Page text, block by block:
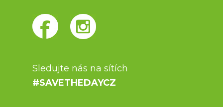
Sledujte nás na sítích
#SAVETHEDAYCZ